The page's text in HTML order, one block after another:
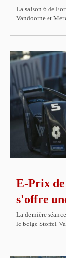
La saison 6 de
Vandoorne et
E-Prix
s'offre
La dernière
le belge Stoffel